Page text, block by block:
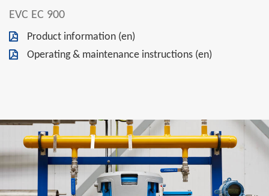
EVC EC 900
Product information (en)
Operating & maintenance instructions (en)